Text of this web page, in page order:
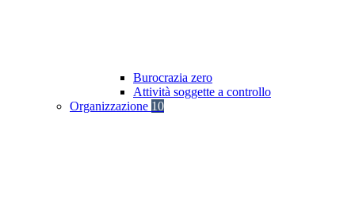
Burocrazia zero
Attività soggette a controllo
Organizzazione 10